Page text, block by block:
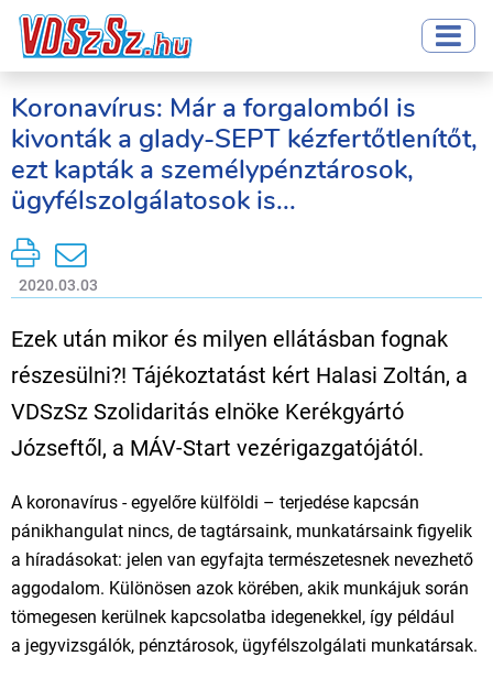
Koronavírus: Már a forgalomból is
kivonták a glady-SEPT kézfertőtlenítőt,
ezt kapták a személypénztárosok,
ügyfélszolgálatosok is...
2020.03.03
Ezek után mikor és milyen ellátásban fognak
részesülni?! Tájékoztatást kért Halasi Zoltán, a
VDSzSz Szolidaritás elnöke Kerékgyártó
Józseftől, a MÁV-Start vezérigazgatójától.
A koronavírus - egyelőre külföldi – terjedése kapcsán
pánikhangulat nincs, de tagtársaink, munkatársaink figyelik
a híradásokat: jelen van egyfajta természetesnek nevezhető
aggodalom. Különösen azok körében, akik munkájuk során
tömegesen kerülnek kapcsolatba idegenekkel, így például
a jegyvizsgálók, pénztárosok, ügyfélszolgálati munkatársak.